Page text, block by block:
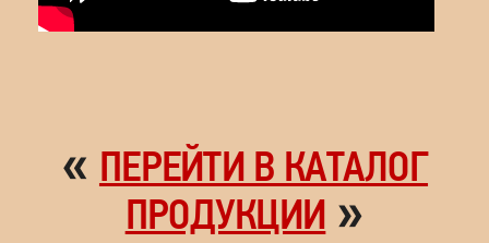
« ПЕРЕЙТИ В КАТАЛОГ
ПРОДУКЦИИ »